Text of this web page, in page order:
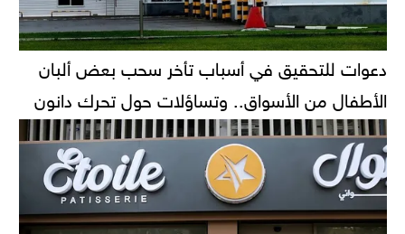
دعوات للتحقيق في أسباب تأخر سحب بعض ألبان
الأطفال من الأسواق.. وتساؤلات حول تحرك دانون